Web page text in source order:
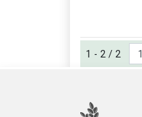
1 - 2 / 2